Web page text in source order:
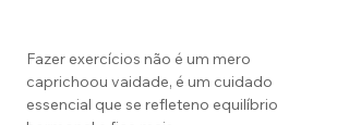
Fazer exercícios não é um mero
caprichoou vaidade, é um cuidado
essencial que se refleteno equilíbrio